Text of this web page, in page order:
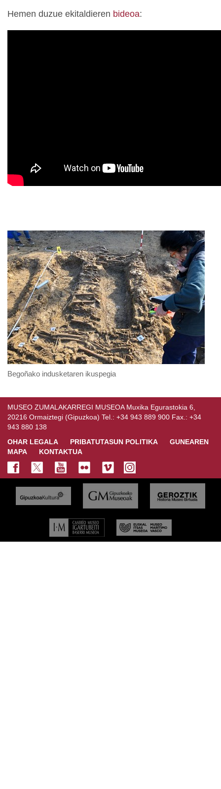
Hemen duzue ekitaldieren bideoa:
Begoñako indusketaren ikuspegia
MUSEO ZUMALAKARREGI MUSEOA Muxika Egurastokia 6,
20216 Ormaiztegi (Gipuzkoa) Tel.: +34 943 889 900 Fax.: +34
943 880 138
OHAR LEGALA
PRIBATUTASUN POLITIKA
GUNEAREN
MAPA
KONTAKTUA